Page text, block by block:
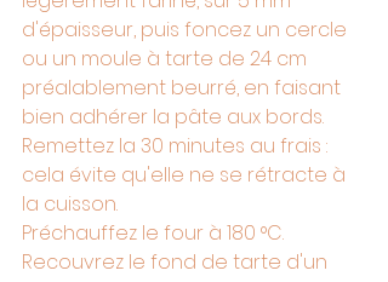
d'épaisseur, puis foncez un cercle
ou un moule à tarte de 24 cm
préalablement beurré, en faisant
bien adhérer la pâte aux bords.
Remettez la 30 minutes au frais :
cela évite qu'elle ne se rétracte à
la cuisson.
Préchauffez le four à 180 °C.
Recouvrez le fond de tarte d'un